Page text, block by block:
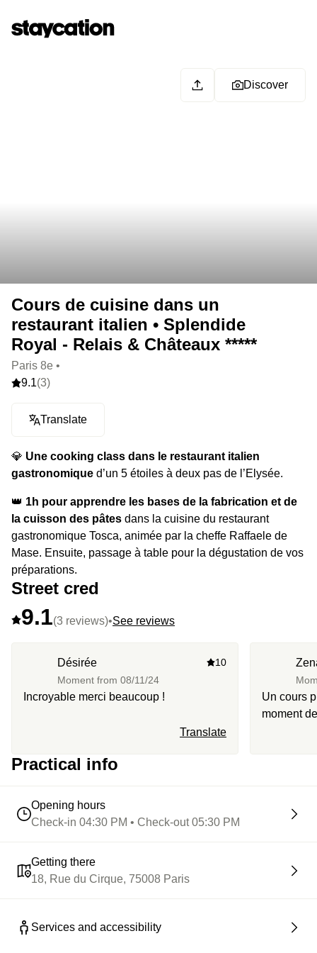
Discover
Cours de cuisine dans un
restaurant italien • Splendide
Royal - Relais & Châteaux *****
Paris 8e •
9.1(3)
Translate
💎 Une cooking class dans le restaurant italien
gastronomique d’un 5 étoiles à deux pas de l’Elysée.
👑 1h pour apprendre les bases de la fabrication et de
la cuisson des pâtes dans la cuisine du restaurant
gastronomique Tosca, animée par la cheffe Raffaele de
Mase. Ensuite, passage à table pour la dégustation de vos
préparations.
⭐️ Le highlight :la légende raconte que les lieux abritaient
l’ancienne résidence de Pierre Cardin.
Street cred
9.1(3 reviews)•See reviews
Désirée
Moment from 08/11/24
10
Incroyable merci beaucoup !
Translate
Un cours
moment
Practical info
Opening hours
Check-in 04:30 PM • Check-out 05:30 PM
Getting there
18, Rue du Cirque, 75008 Paris
Services and accessibility